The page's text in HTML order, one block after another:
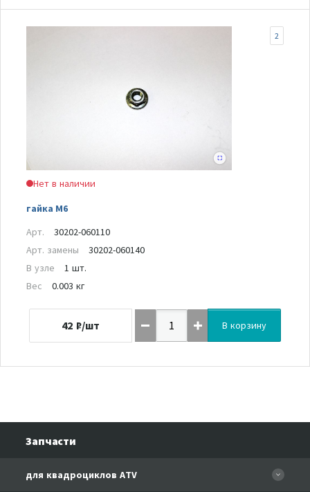
Нет в наличии
гайка М6
2
Арт.
30202-060110
Арт. замены
30202-060140
В узле
1 шт.
Вес
0.003 кг
42 ₽/шт В корзину
Запчасти
для квадроциклов ATV